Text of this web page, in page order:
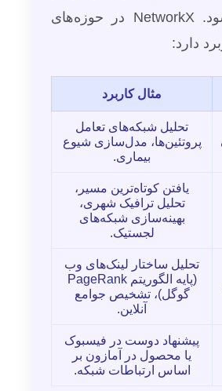
محدود نمی‌شود. NetworkX در حوزه‌های
دارد:
مثال کاربرد
تحلیل شبکه‌های تعامل
پروتئین‌ها، مدل‌سازی شیوع
بیماری.
یافتن کوتاه‌ترین مسیر،
تحلیل ترافیک شهری،
بهینه‌سازی شبکه‌های
لجستیک.
تحلیل ساختار لینک‌های وب
(پایه الگوریتم PageRank
گوگل)، تشخیص جوامع
آنلاین.
پیشنهاد دوست در فیسبوک
یا محصول در آمازون بر
اساس ارتباطات شبکه.